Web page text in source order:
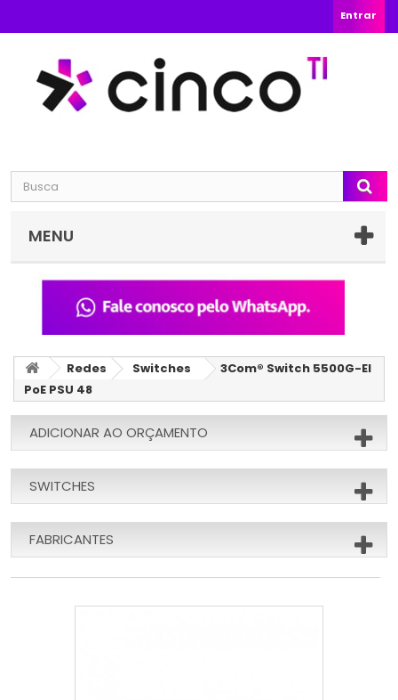
Entrar
MENU
Redes Switches
3Com® Switch 5500G-EI
PoE PSU 48
ADICIONAR AO ORÇAMENTO
SWITCHES
FABRICANTES